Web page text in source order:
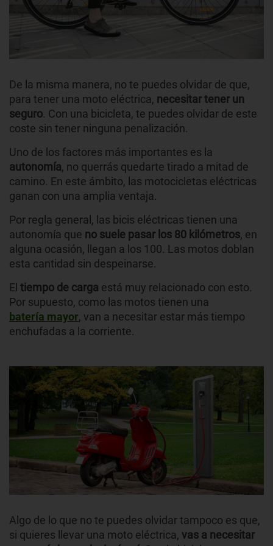
De la misma manera, no te puedes olvidar de que,
para tener una moto eléctrica, necesitar tener un
seguro. Con una bicicleta, te puedes olvidar de este
coste sin tener ninguna penalización.
Uno de los factores más importantes es la
autonomía, no querrás quedarte tirado a mitad de
camino. En este ámbito, las motocicletas eléctricas
ganan con una amplia ventaja.
Por regla general, las bicis eléctricas tienen una
autonomía que no suele pasar los 80 kilómetros, en
alguna ocasión, llegan a los 100. Las motos doblan
esta cantidad sin despeinarse.
El tiempo de carga está muy relacionado con esto.
Por supuesto, como las motos tienen una
batería mayor, van a necesitar estar más tiempo
enchufadas a la corriente.
Algo de lo que no te puedes olvidar tampoco es que,
si quieres llevar una moto eléctrica, vas a necesitar